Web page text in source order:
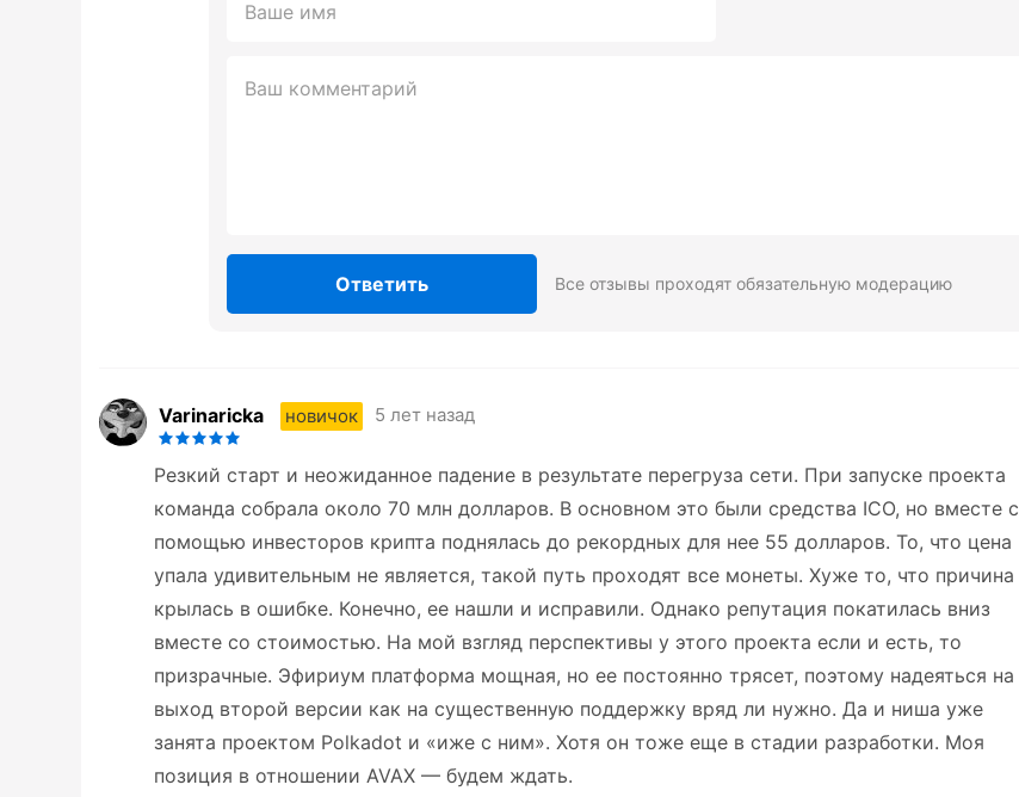
Ответить Все отзывы проходят обязательную модерацию
Varinaricka новичок 5 лет назад
Резкий старт и неожиданное падение в результате перегруза сети. При запуске проекта
команда собрала около 70 млн долларов. В основном это были средства ICO, но вместе с
помощью инвесторов крипта поднялась до рекордных для нее 55 долларов. То, что цена
упала удивительным не является, такой путь проходят все монеты. Хуже то, что причина
крылась в ошибке. Конечно, ее нашли и исправили. Однако репутация покатилась вниз
вместе со стоимостью. На мой взгляд перспективы у этого проекта если и есть, то
призрачные. Эфириум платформа мощная, но ее постоянно трясет, поэтому надеяться на
выход второй версии как на существенную поддержку вряд ли нужно. Да и ниша уже
занята проектом Polkadot и «иже с ним». Хотя он тоже еще в стадии разработки. Моя
позиция в отношении AVAX — будем ждать.